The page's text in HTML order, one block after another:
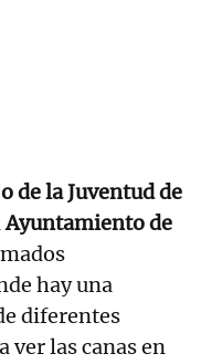
de la Juventud de
Ayuntamiento de
hay una
diferentes
ver las canas en